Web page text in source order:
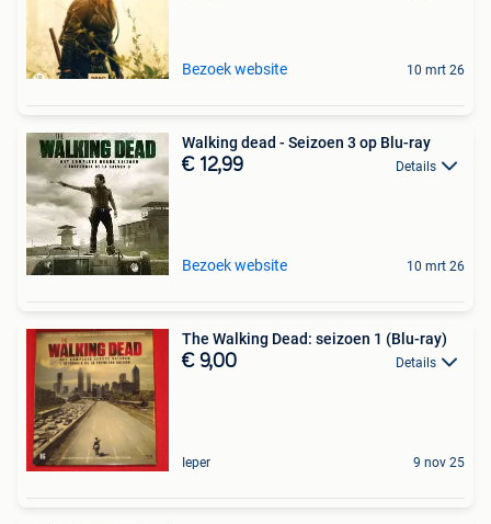
Bezoek website 10 mrt 26
Walking dead - Seizoen 3 op Blu-ray
€ 12,99 Details
Bezoek website 10 mrt 26
The Walking Dead: seizoen 1 (Blu-ray)
€ 9,00 Details
Ieper 9 nov 25